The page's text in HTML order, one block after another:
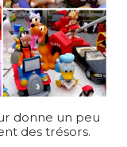
donne un peu
des trésors.